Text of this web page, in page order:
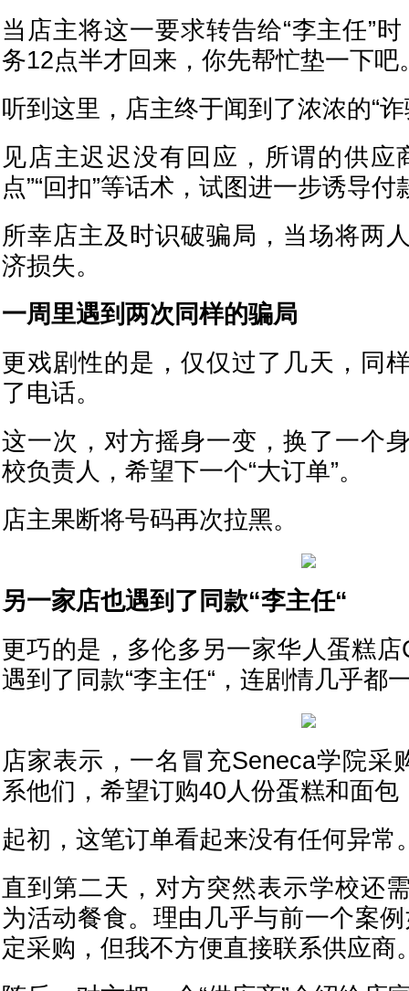
当店主将这一要求转告给“李主任”
务12点半才回来，你先帮忙垫一下吧
听到这里，店主终于闻到了浓浓的“诈
见店主迟迟没有回应，所谓的供应
点”“回扣”等话术，试图进一步诱导付
所幸店主及时识破骗局，当场将两
济损失。
一周里遇到两次同样的骗局
更戏剧性的是，仅仅过了几天，同
了电话。
这一次，对方摇身一变，换了一个
校负责人，希望下一个“大订单”。
店主果断将号码再次拉黑。
另一家店也遇到了同款“李主任“
更巧的是，多伦多另一家华人蛋糕
遇到了同款“李主任“，连剧情几乎都
店家表示，一名冒充Seneca学院采
系他们，希望订购40人份蛋糕和面
起初，这笔订单看起来没有任何异常
直到第二天，对方突然表示学校还
为活动餐食。理由几乎与前一个案
定采购，但我不方便直接联系供应商